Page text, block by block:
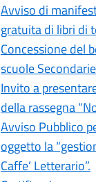
Avviso di
gratuita di libri di
Concessione del
scuole
Invito a
della rassegna
Avviso Pubblico
oggetto la
Caffe’ Letterario”.